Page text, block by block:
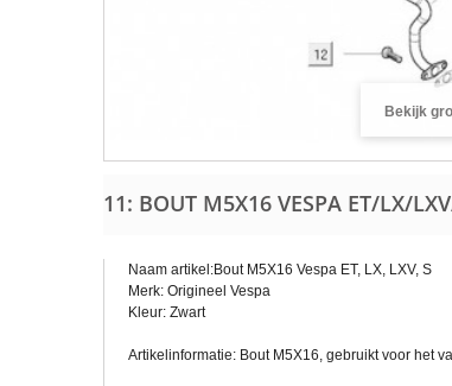
Bekijk
11: BOUT M5X16 VESPA ET/LX/
Naam artikel:Bout M5X16 Vespa ET, LX, LXV, S
Merk: Origineel Vespa
Kleur: Zwart
Artikelinformatie: Bout M5X16, gebruikt voor het